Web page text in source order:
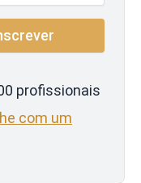
profissionais
com um